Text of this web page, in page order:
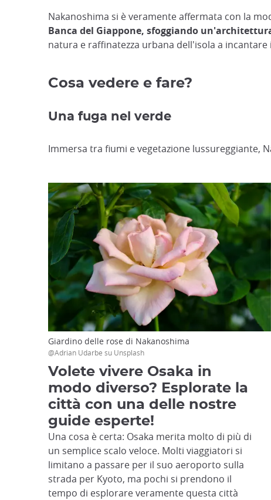
Nakanoshima si è veramente affermata con la
Banca del Giappone, sfoggiando
natura e raffinatezza urbana dell'isola a incantare
Cosa vedere e fare?
Una fuga nel verde
Immersa tra fiumi e vegetazione lussureggiante,
Giardino delle rose di Nakanoshima
@Adrian Udarbe su Unsplash
Volete vivere Osaka in
modo diverso? Esplorate la
città con una delle nostre
guide esperte!
Una cosa è certa: Osaka merita molto di più di
un semplice scalo veloce. Molti viaggiatori si
limitano a passare per il suo aeroporto sulla
strada per Kyoto, ma pochi si prendono il
tempo di esplorare veramente questa città